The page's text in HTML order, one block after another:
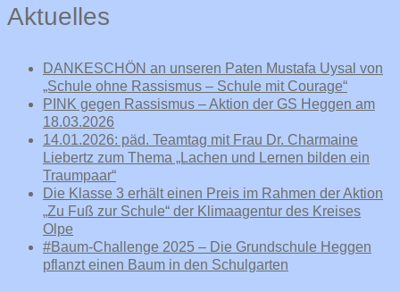
Aktuelles
DANKESCHÖN an unseren Paten Mustafa Uysal von
„Schule ohne Rassismus – Schule mit Courage“
PINK gegen Rassismus – Aktion der GS Heggen am
18.03.2026
14.01.2026: päd. Teamtag mit Frau Dr. Charmaine
Liebertz zum Thema „Lachen und Lernen bilden ein
Traumpaar“
Die Klasse 3 erhält einen Preis im Rahmen der Aktion
„Zu Fuß zur Schule“ der Klimaagentur des Kreises
Olpe
#Baum-Challenge 2025 – Die Grundschule Heggen
pflanzt einen Baum in den Schulgarten